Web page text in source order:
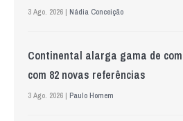
3 Ago. 2026 | Nádia Conceição
Continental alarga gama de
com 82 novas referências
3 Ago. 2026 | Paulo Homem